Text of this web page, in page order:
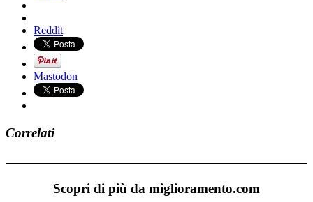
Reddit
Mastodon
Correlati
Scopri di più da miglioramento.com